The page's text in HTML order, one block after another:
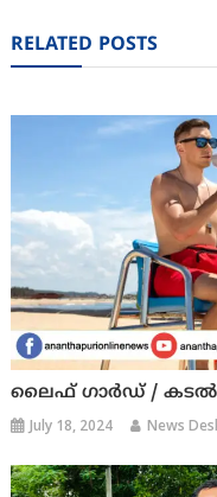
RELATED POSTS
ലൈഫ് ഗാർഡ് / കടൽ
July 18, 2024 News